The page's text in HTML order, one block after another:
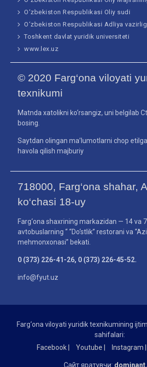
O‘zbekiston Respublikasi Oliy sudi
O‘zbekiston Respublikasi Adliya
Toshkent davlat yuridik universiteti
www.lex.uz
© 2020 Farg‘ona viloyati
texnikumi
Matnda xatolikni ko‘rsangiz, uni belgilab
bosing.
Saytdan olingan ma’lumotlarni chop
havola qilish majburiy
718000, Farg‘ona shahar,
ko‘chasi 18-uy
Farg‘ona shaxrining markazidan — 14 va
avtobuslarning “ “Do‘stlik” restorani va
mehmonxonasi” bekati.
0 (373) 226-41-26, 0 (373) 226-45-52.
info@fyut.uz
Farg‘ona viloyati yuridik texnikumining
sahifalari:
Facebook |
Youtube | Instagram |
Сайт яратувчи: